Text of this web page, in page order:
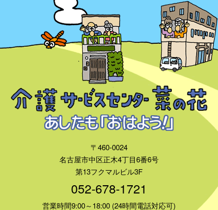
〒460-0024
名古屋市中区正木4丁目6番6号
第13フクマルビル3F
052-678-1721
営業時間9:00～18:00 (24時間電話対応可)